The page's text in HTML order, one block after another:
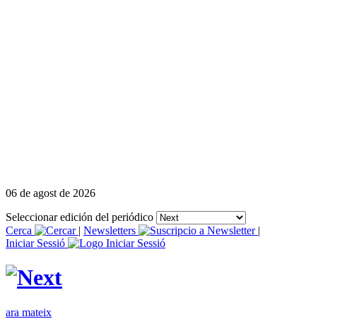
06 de agost de 2026
Seleccionar edición del periódico
Cerca
| Newsletters
|
Iniciar Sessió
ara mateix